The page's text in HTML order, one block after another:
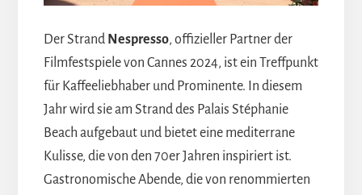
Der Strand Nespresso, offizieller Partner der
Filmfestspiele von Cannes 2024, ist ein Treffpunkt
für Kaffeeliebhaber und Prominente. In diesem
Jahr wird sie am Strand des Palais Stéphanie
Beach aufgebaut und bietet eine mediterrane
Kulisse, die von den 70er Jahren inspiriert ist.
Gastronomische Abende, die von renommierten